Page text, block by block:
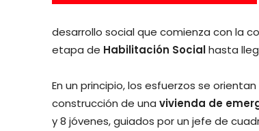
desarrollo social que comienza con la
etapa de Habilitación Socialhasta
En un principio, los esfuerzos se
construcción de una vivienda de
y 8 jóvenes, guiados por un jefe de